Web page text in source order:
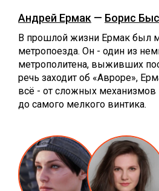
Андрей Ермак — Борис
В прошлой жизни Ермак был
метропоезда. Он - один из
метрополитена, выживших
речь заходит об «Авроре»,
всё - от сложных механизмов
до самого мелкого винтика.